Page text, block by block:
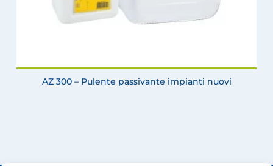
AZ 300 – Pulente passivante impianti nuovi